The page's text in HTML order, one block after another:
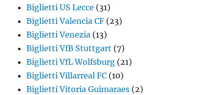
Biglietti US Lecce (31)
Biglietti Valencia CF (23)
Biglietti Venezia (13)
Biglietti VfB Stuttgart (7)
Biglietti VfL Wolfsburg (21)
Biglietti Villarreal FC (10)
Biglietti Vitoria Guimaraes (2)